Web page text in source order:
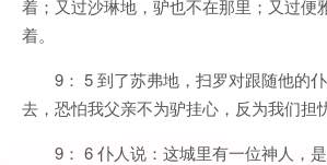
着；又过沙琳地，驴也不在那里；又过便
着。
9： 5 到了苏弗地，扫罗对跟随他的
去，恐怕我父亲不为驴挂心，反为我们担忧
9： 6 仆人说：这城里有一位神人，